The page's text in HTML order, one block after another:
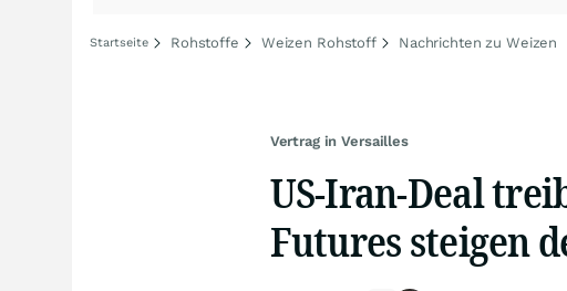
Startseite Rohstoffe Weizen Rohstoff Nachrichten zu Weizen
Vertrag in Versailles
US-Iran-Deal
Futures steigen